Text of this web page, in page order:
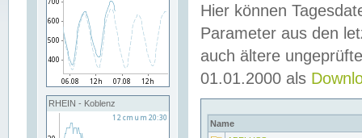
RHEIN - Koblenz
Hier können
Parameter aus den
auch ältere
01.01.2000 als
Name